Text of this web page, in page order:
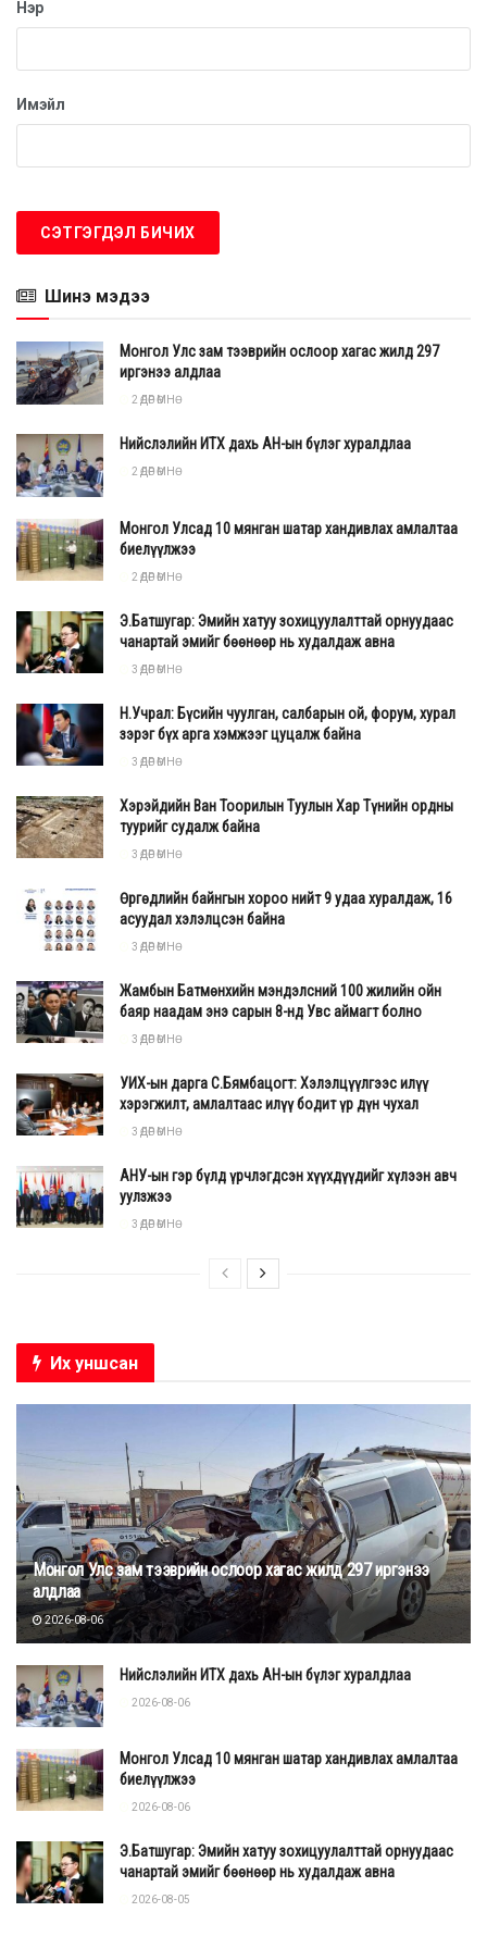
Нэр
Имэйл
Шинэ мэдээ
Монгол Улс зам тээврийн ослоор хагас жилд 297
иргэнээ алдлаа
2 ӨДӨР ӨМНӨ
Нийслэлийн ИТХ дахь АН-ын бүлэг хуралдлаа
2 ӨДӨР ӨМНӨ
Монгол Улсад 10 мянган шатар хандивлах амлалтаа
биелүүлжээ
2 ӨДӨР ӨМНӨ
Э.Батшугар: Эмийн хатуу зохицуулалттай орнуудаас
чанартай эмийг бөөнөөр нь худалдаж авна
3 ӨДӨР ӨМНӨ
Н.Учрал: Бүсийн чуулган, салбарын ой, форум, хурал
зэрэг бүх арга хэмжээг цуцалж байна
3 ӨДӨР ӨМНӨ
Хэрэйдийн Ван Тоорилын Туулын Хар Түнийн ордны
туурийг судалж байна
3 ӨДӨР ӨМНӨ
Өргөдлийн байнгын хороо нийт 9 удаа хуралдаж, 16
асуудал хэлэлцсэн байна
3 ӨДӨР ӨМНӨ
Жамбын Батмөнхийн мэндэлсний 100 жилийн ойн
баяр наадам энэ сарын 8-нд Увс аймагт болно
3 ӨДӨР ӨМНӨ
УИХ-ын дарга С.Бямбацогт: Хэлэлцүүлгээс илүү
хэрэгжилт, амлалтаас илүү бодит үр дүн чухал
3 ӨДӨР ӨМНӨ
АНУ-ын гэр бүлд үрчлэгдсэн хүүхдүүдийг хүлээн авч
уулзжээ
3 ӨДӨР ӨМНӨ
Их уншсан
Монгол Улс зам тээврийн ослоор хагас жилд 297 иргэнээ
алдлаа
2026-08-06
Нийслэлийн ИТХ дахь АН-ын бүлэг хуралдлаа
2026-08-06
Монгол Улсад 10 мянган шатар хандивлах амлалтаа
биелүүлжээ
2026-08-06
Э.Батшугар: Эмийн хатуу зохицуулалттай орнуудаас
чанартай эмийг бөөнөөр нь худалдаж авна
2026-08-05